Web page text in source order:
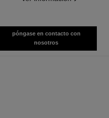
póngase en contacto con
nosotros